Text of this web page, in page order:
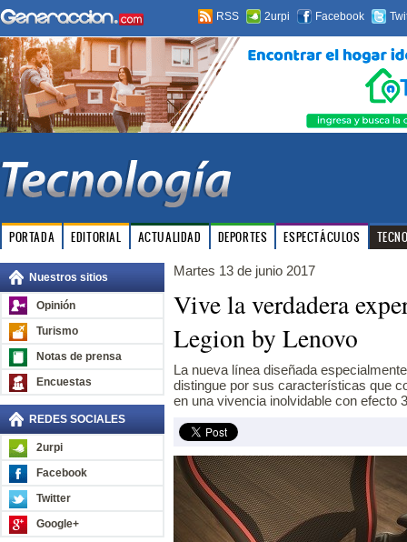
RSS 2urpi Facebook
PORTADA EDITORIAL ACTUALIDAD DEPORTES ESPECTÁCULOS
Nuestros sitios
Opinión
Turismo
Notas de prensa
Encuestas
REDES SOCIALES
2urpi
Facebook
Twitter
Google+
Martes 13 de junio 2017
Vive la verdadera
Legion by Lenovo
La nueva línea diseñada
distingue por sus características que
en una vivencia inolvidable con efecto